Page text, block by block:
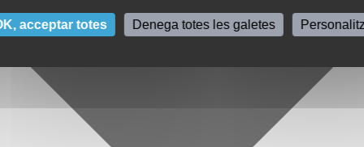
acceptar totes Denega totes les galetes